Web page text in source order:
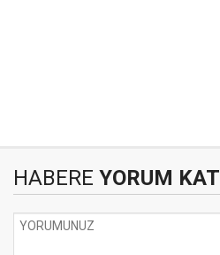
HABERE YORUM KAT